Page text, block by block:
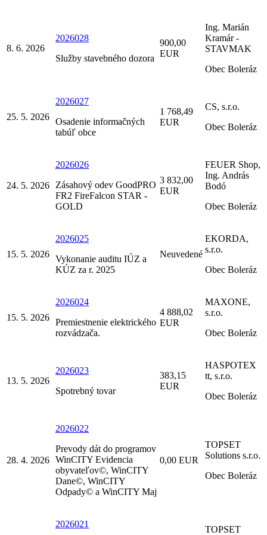
8. 6. 2026
2026028
Služby stavebného dozora
900,00
EUR
Ing. Marián
Kramár -
STAVMAK
Obec Boleráz
25. 5. 2026
2026027
Osadenie informačných
tabúľ obce
1 768,49
EUR
CS, s.r.o.
Obec Boleráz
24. 5. 2026
2026026
Zásahový odev GoodPRO
FR2 FireFalcon STAR -
GOLD
3 832,00
EUR
FEUER Shop,
Ing. András
Bodó
Obec Boleráz
15. 5. 2026
2026025
Vykonanie auditu IÚZ a
KÚZ za r. 2025
Neuvedené
EKORDA,
s.r.o.
Obec Boleráz
15. 5. 2026
2026024
Premiestnenie elektrického
rozvádzača.
4 888,02
EUR
MAXONE,
s.r.o.
Obec Boleráz
13. 5. 2026
2026023
Spotrebný tovar
383,15
EUR
HASPOTEX
tt, s.r.o.
Obec Boleráz
28. 4. 2026
2026022
Prevody dát do programov
WinCITY Evidencia
obyvateľov©, WinCITY
Dane©, WinCITY
Odpady© a WinCITY Maj
0,00 EUR
TOPSET
Solutions s.r.o.
Obec Boleráz
2026021
TOPSET